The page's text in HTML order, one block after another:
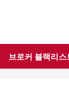
브로커 블랙리스